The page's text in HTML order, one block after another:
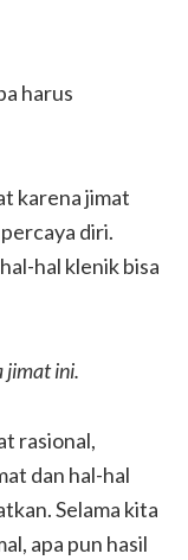
harus
karena jimat
diri.
hal klenik bisa
jimat ini.
rasional,
dan hal-hal
Selama kita
apa pun hasil